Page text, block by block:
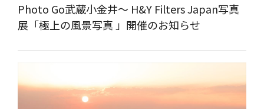
Photo Go武蔵小金井～ H&Y Filters Japan写真
展「極上の風景写真 」開催のお知らせ